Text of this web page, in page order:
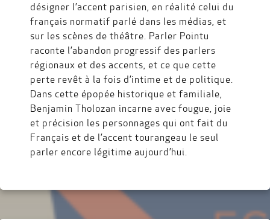
désigner l’accent parisien, en réalité celui du
français normatif parlé dans les médias, et
sur les scènes de théâtre. Parler Pointu
raconte l’abandon progressif des parlers
régionaux et des accents, et ce que cette
perte revêt à la fois d’intime et de politique.
Dans cette épopée historique et familiale,
Benjamin Tholozan incarne avec fougue, joie
et précision les personnages qui ont fait du
Français et de l’accent tourangeau le seul
parler encore légitime aujourd’hui.